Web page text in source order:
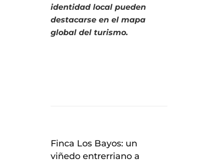
identidad local pueden
destacarse en el mapa
global del turismo.
Finca Los Bayos: un
viñedo entrerriano a